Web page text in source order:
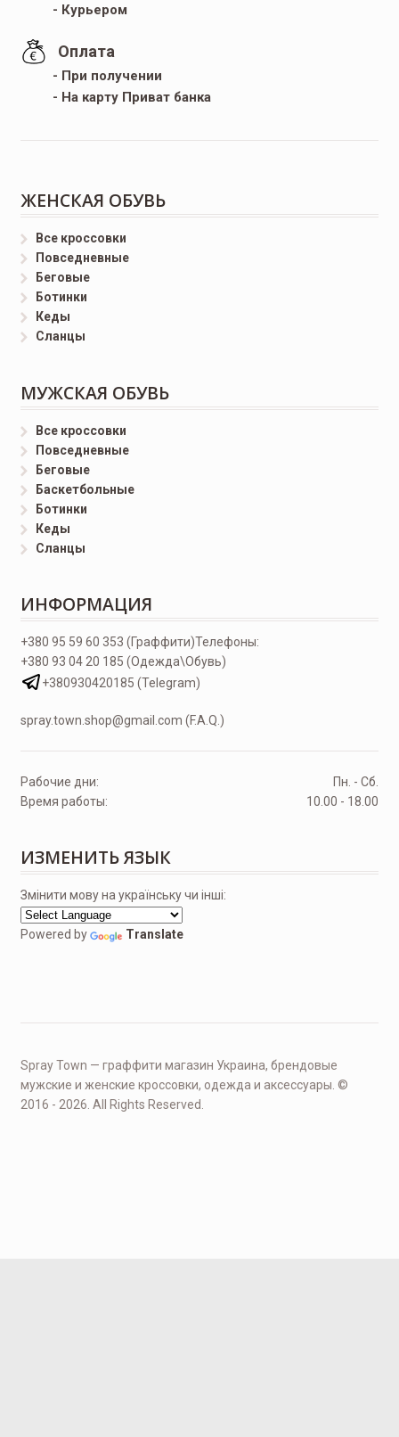
- Курьером
Оплата
- При получении
- На карту Приват банка
ЖЕНСКАЯ ОБУВЬ
Все кроссовки
Повседневные
Беговые
Ботинки
Кеды
Сланцы
МУЖСКАЯ ОБУВЬ
Все кроссовки
Повседневные
Беговые
Баскетбольные
Ботинки
Кеды
Сланцы
ИНФОРМАЦИЯ
Телефоны:
+380 95 59 60 353 (Граффити)
+380 93 04 20 185 (Одежда\Обувь)
+380930420185 (Telegram)
spray.town.shop@gmail.com (F.A.Q.)
Рабочие дни:
Пн. - Сб.
Время работы:
10.00 - 18.00
ИЗМЕНИТЬ ЯЗЫК
Змінити мову на українську чи інші:
Powered by Translate
Spray Town — граффити магазин Украина, брендовые
мужские и женские кроссовки, одежда и аксессуары. ©
2016 - 2026. All Rights Reserved.